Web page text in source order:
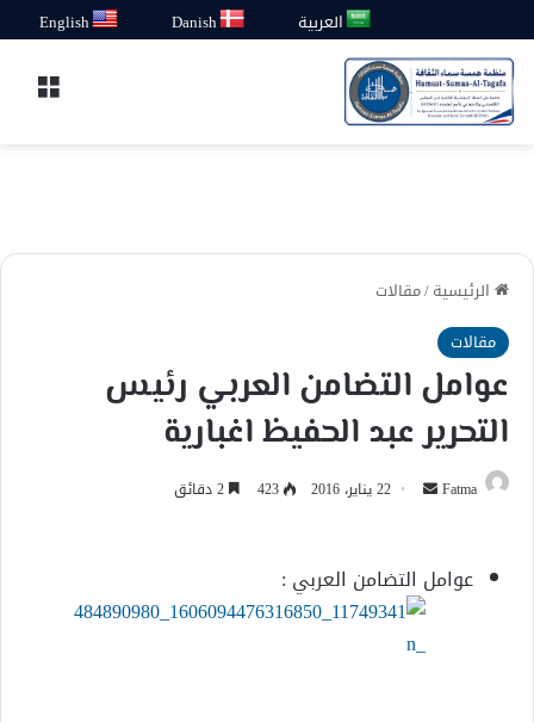
العربية Danish
English
الرئيسية/مقالات
مقالات
عوامل التضامن العربي رئيس
التحرير عبد الحفيظ اغبارية
Fatma
أرسل 22 يناير، 2016 423
عوامل التضامن العربي :